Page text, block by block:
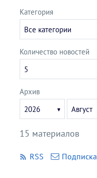
Категория
Все категории
Количество новостей
5
Архив
год
2026
месяц
Август
15 материалов
RSS Подписка